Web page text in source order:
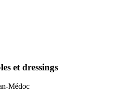
et dressings
Médoc